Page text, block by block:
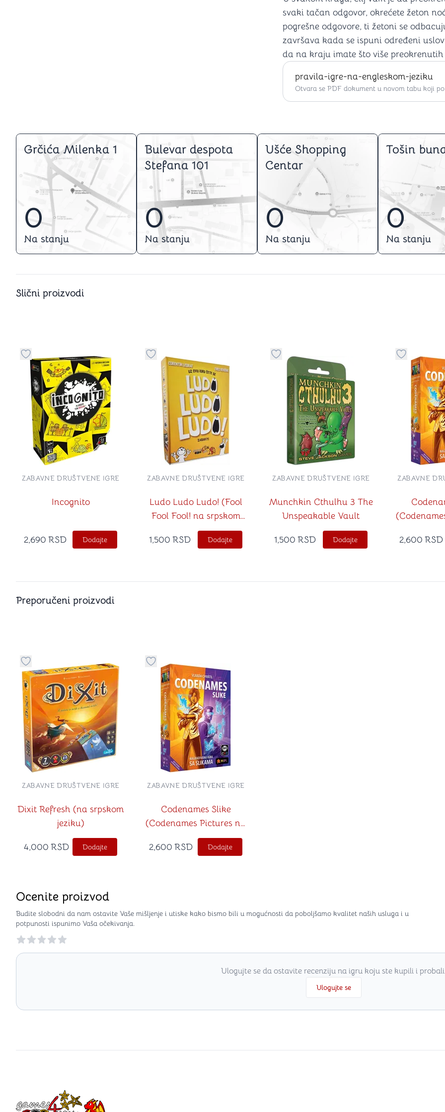
svaki tačan odgovor, okrećete žeton
pogrešne odgovore, ti žetoni se
završava kada se ispuni određeni
da na kraju imate što više
pravila-igre-na-engleskom-jeziku
Otvara se PDF dokument u novom tabu koji
Grčića Milenka 1
0
Na stanju
Bulevar despota
Stefana 101
0
Na stanju
Ušće Shopping
Centar
0
Na stanju
Tošin
0
Na stanju
Slični proizvodi
Dugme za dodavanje stvari u kategoriju omiljeno
Incognito
ZABAVNE DRUŠTVENE IGRE
2,690 RSD Dodajte
Dugme za dodavanje stvari u kategoriju omiljeno
Ludo Ludo Ludo! (Fool
Fool Fool! na srpskom
jeziku)
ZABAVNE DRUŠTVENE IGRE
1,500 RSD Dodajte
Dugme za dodavanje stvari u kategoriju
Munchkin Cthulhu 3 The
Unspeakable Vault
ZABAVNE DRUŠTVENE IGRE
1,500 RSD Dodajte
Dugme za
ZABAVNE
2,600 RSD
Preporučeni proizvodi
Dugme za dodavanje stvari u kategoriju omiljeno
Dixit Refresh (na srpskom
jeziku)
ZABAVNE DRUŠTVENE IGRE
4,000 RSD Dodajte
Dugme za dodavanje stvari u kategoriju omiljeno
Codenames Slike
(Codenames Pictures na
srpskom jeziku)
ZABAVNE DRUŠTVENE IGRE
2,600 RSD Dodajte
Ocenite proizvod
Budite slobodni da nam ostavite Vaše mišljenje i utiske kako bismo bili u mogućnosti da poboljšamo kvalitet naših usluga i u
potpunosti ispunimo Vaša očekivanja.
Reviews
Ulogujte se da ostavite recenziju na igru koju ste kupili i
Ulogujte se
Games4you logo